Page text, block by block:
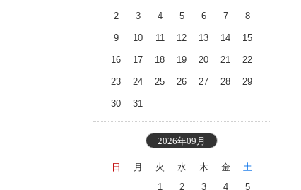
2 3 4 5 6 7 8
9 10 11 12 13 14 15
16 17 18 19 20 21 22
23 24 25 26 27 28 29
30 31
2026年09月
日 月 火 水 木 金
土
1
2 3 4 5